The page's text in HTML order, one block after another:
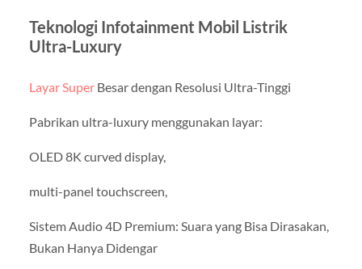
Teknologi Infotainment Mobil Listrik
Ultra-Luxury
Layar SuperBesar dengan Resolusi Ultra-Tinggi
Pabrikan ultra-luxury menggunakan layar:
OLED 8K curved display,
multi-panel touchscreen,
Sistem Audio 4D Premium: Suara yang Bisa Dirasakan,
Bukan Hanya Didengar